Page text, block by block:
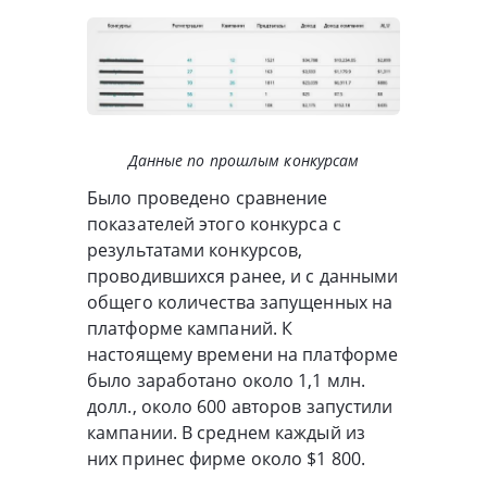
Данные по прошлым конкурсам
Было проведено сравнение
показателей этого конкурса с
результатами конкурсов,
проводившихся ранее, и с данными
общего количества запущенных на
платформе кампаний. К
настоящему времени на платформе
было заработано около 1,1 млн.
долл., около 600 авторов запустили
кампании. В среднем каждый из
них принес фирме около $1 800.